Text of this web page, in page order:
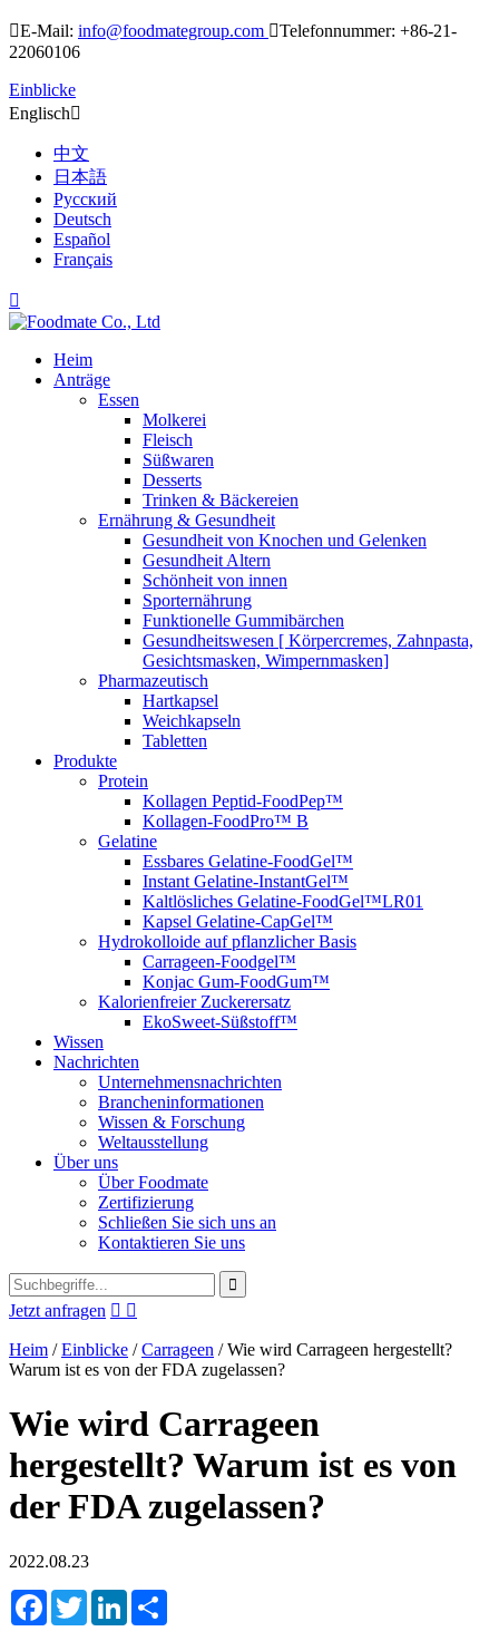
E-Mail: info@foodmategroup.com Telefonnummer: +86-21-
22060106
Einblicke
Englisch
中文
日本語
Русский
Deutsch
Español
Français

Heim
Anträge
Essen
Molkerei
Fleisch
Süßwaren
Desserts
Trinken & Bäckereien
Ernährung & Gesundheit
Gesundheit von Knochen und Gelenken
Gesundheit Altern
Schönheit von innen
Sporternährung
Funktionelle Gummibärchen
Gesundheitswesen [ Körpercremes, Zahnpasta,
Gesichtsmasken, Wimpernmasken]
Pharmazeutisch
Hartkapsel
Weichkapseln
Tabletten
Produkte
Protein
Kollagen Peptid-FoodPep™
Kollagen-FoodPro™ B
Gelatine
Essbares Gelatine-FoodGel™
Instant Gelatine-InstantGel™
Kaltlösliches Gelatine-FoodGel™LR01
Kapsel Gelatine-CapGel™
Hydrokolloide auf pflanzlicher Basis
Carrageen-Foodgel™
Konjac Gum-FoodGum™
Kalorienfreier Zuckerersatz
EkoSweet-Süßstoff™
Wissen
Nachrichten
Unternehmensnachrichten
Brancheninformationen
Wissen & Forschung
Weltausstellung
Über uns
Über Foodmate
Zertifizierung
Schließen Sie sich uns an
Kontaktieren Sie uns
Jetzt anfragen  
Heim /Einblicke /Carrageen /Wie wird Carrageen hergestellt?
Warum ist es von der FDA zugelassen?
Wie wird Carrageen
hergestellt? Warum ist es von
der FDA zugelassen?
2022.08.23
FacebookTwitterLinkedIn